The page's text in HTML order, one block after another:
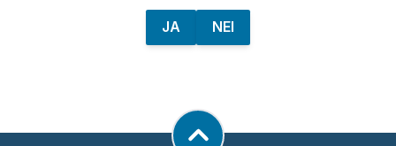
JA NEI